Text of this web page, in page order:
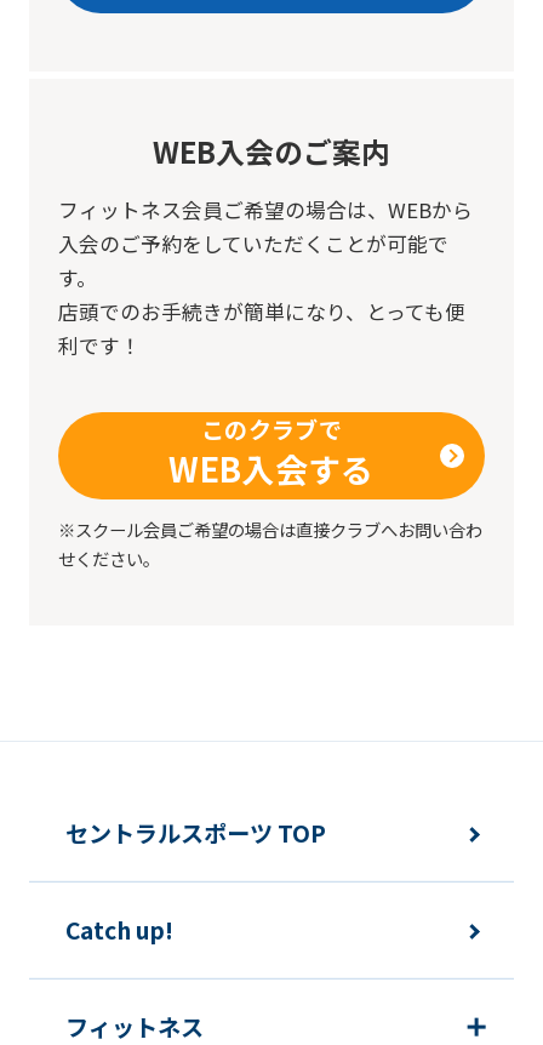
WEB入会のご案内
フィットネス会員ご希望の場合は、 WEBから
入会のご予約をしていただくことが可能で
す。
店頭でのお手続きが簡単になり、とっても便
利です！
このクラブで
WEB入会する
※スクール会員ご希望の場合は直接クラブへお問い合わ
せください。
service,
version
of
this
website
be
mechanically,
so
it
may
may
differ
original
セントラルスポーツ TOP
Catch up!
フィットネス